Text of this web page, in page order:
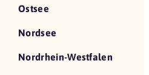
Ostsee
Nordsee
Nordrhein-Westfalen